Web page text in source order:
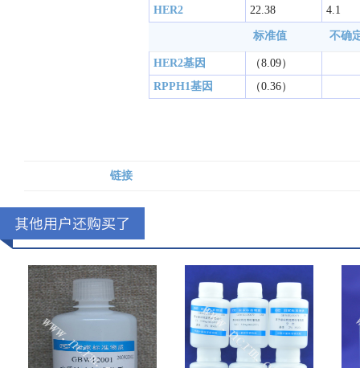
HER2 22.38 4.1
标准值 不确
HER2基因
（8.09）
RPPH1基因
（0.36）
链接